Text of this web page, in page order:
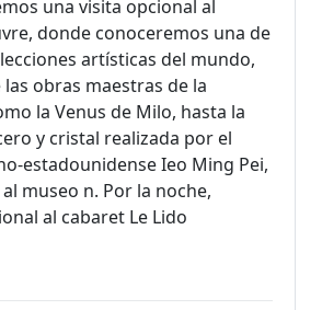
una visita opcional al
donde conoceremos una de
artísticas del mundo,
obras maestras de la
la Venus de Milo, hasta la
y cristal realizada por el
estadounidense Ieo Ming Pei,
museo n. Por la noche,
al cabaret Le Lido